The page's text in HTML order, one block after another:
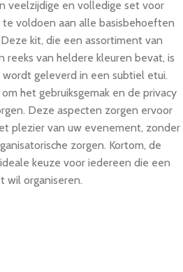
veelzijdige en volledige set voor
voldoen aan alle basisbehoeften
kit, die een assortiment van
van heldere kleuren bevat, is
geleverd in een subtiel etui.
het gebruiksgemak en de privacy
Deze aspecten zorgen ervoor
plezier van uw evenement, zonder
zorgen. Kortom, de
keuze voor iedereen die een
wil organiseren.